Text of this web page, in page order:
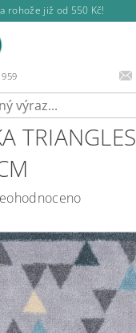
rohože již od 550 Kč!
TRIANGLES